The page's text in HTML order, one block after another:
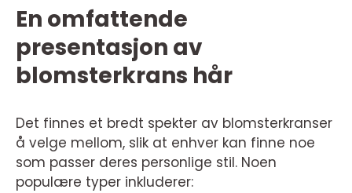
En omfattende
presentasjon av
blomsterkrans hår
Det finnes et bredt spekter av blomsterkranser
å velge mellom, slik at enhver kan finne noe
som passer deres personlige stil. Noen
populære typer inkluderer: